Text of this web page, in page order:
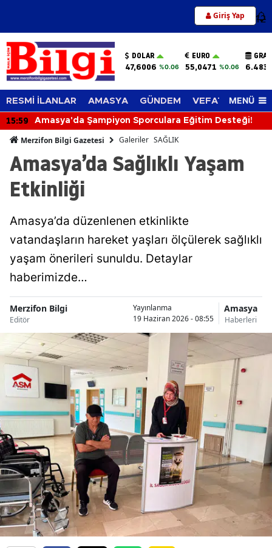
Giriş Yap 12
DOLAR
47,6006 %0.06
EURO
55,0471 %0.06
RESMİ İLANLAR AMASYA GÜNDEM VEFAT EDENLER
MENÜ
15:26
MHP Merzifon Yönetiminden Başkan Alp Kargı'ya
Merzifon Bilgi Gazetesi Galeriler SAĞLIK
Amasya’da Sağlıklı Yaşam
Etkinliği
Amasya’da düzenlenen etkinlikte
vatandaşların hareket yaşları ölçülerek sağlıklı
yaşam önerileri sunuldu. Detaylar
haberimizde…
Merzifon Bilgi
Editör
Yayınlanma
19 Haziran 2026 - 08:55
Amasya
Haberleri